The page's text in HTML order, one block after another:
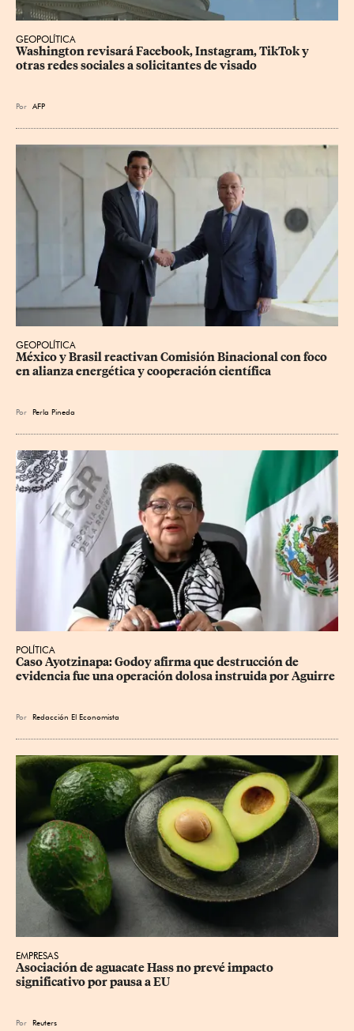
GEOPOLÍTICA
Washington revisará Facebook, Instagram, TikTok y
otras redes sociales a solicitantes de visado
Por AFP
GEOPOLÍTICA
México y Brasil reactivan Comisión Binacional con foco
en alianza energética y cooperación científica
Por Perla Pineda
POLÍTICA
Caso Ayotzinapa: Godoy afirma que destrucción de
evidencia fue una operación dolosa instruida por Aguirre
Por Redacción El Economista
EMPRESAS
Asociación de aguacate Hass no prevé impacto
significativo por pausa a EU
Por Reuters